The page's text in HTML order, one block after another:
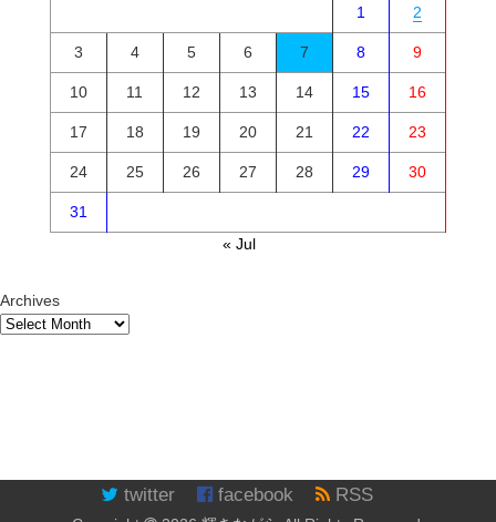
1
2
3 4 5 6 7 8 9
10 11 12 13 14 15 16
17 18 19 20 21 22 23
24 25 26 27 28 29 30
31
« Jul
Archives
twitter facebook RSS